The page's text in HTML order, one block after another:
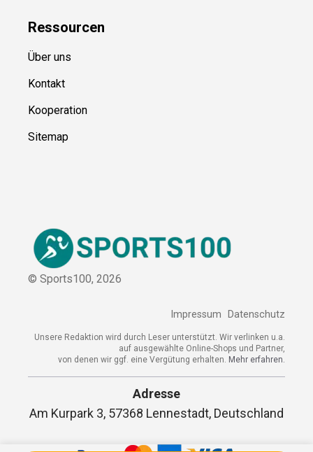
Ressourcen
Über uns
Kontakt
Kooperation
Sitemap
© Sports100, 2026
Impressum Datenschutz
Unsere Redaktion wird durch Leser unterstützt. Wir verlinken u.a.
auf ausgewählte Online-Shops und Partner,
von denen wir ggf. eine Vergütung erhalten. Mehr erfahren.
Adresse
Am Kurpark 3, 57368 Lennestadt, Deutschland